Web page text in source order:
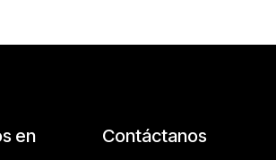
en Contáctanos